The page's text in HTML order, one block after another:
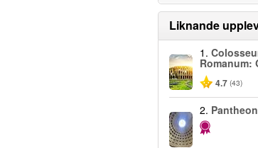
Liknande
1.
Romanum:
4.7 (43)
2.